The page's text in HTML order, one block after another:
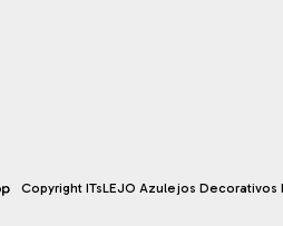
Copyright ITsLEJO Azulejos Decorativos